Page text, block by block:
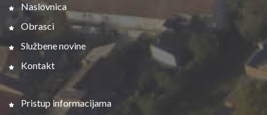
Naslovnica
Obrasci
Službene novine
Kontakt
Pristup informacijama